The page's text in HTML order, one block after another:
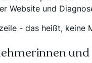
Website und
- das heißt, keine